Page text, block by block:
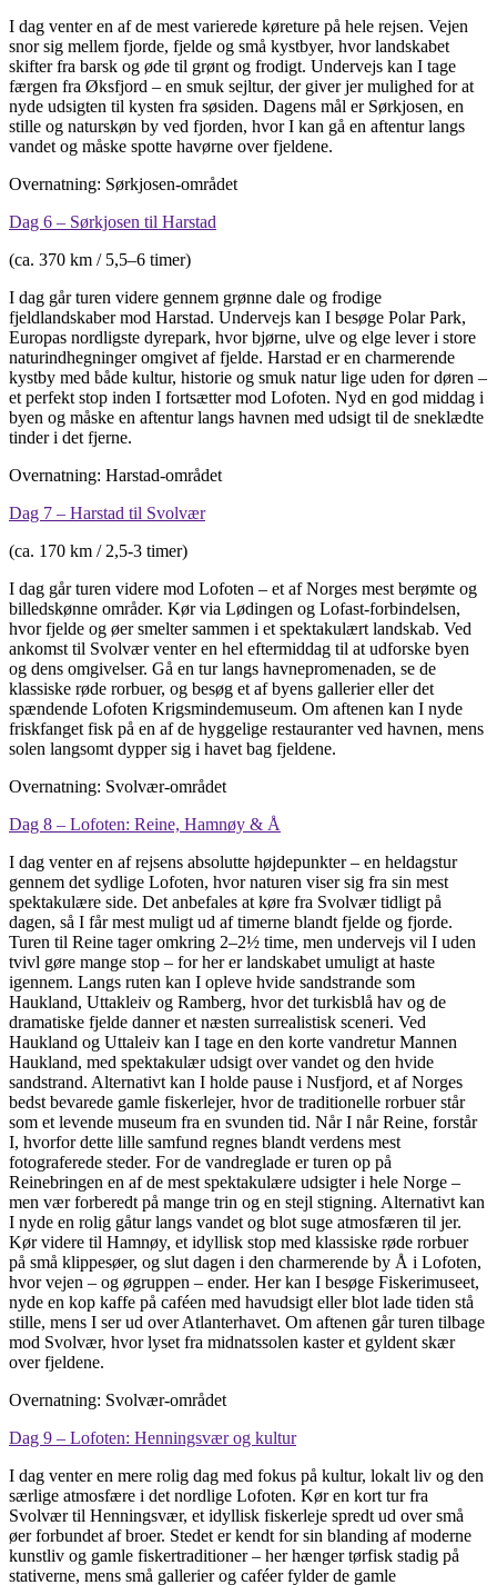
I dag venter en af de mest varierede køreture på hele rejsen. Vejen
snor sig mellem fjorde, fjelde og små kystbyer, hvor landskabet
skifter fra barsk og øde til grønt og frodigt. Undervejs kan I tage
færgen fra Øksfjord – en smuk sejltur, der giver jer mulighed for at
nyde udsigten til kysten fra søsiden. Dagens mål er Sørkjosen, en
stille og naturskøn by ved fjorden, hvor I kan gå en aftentur langs
vandet og måske spotte havørne over fjeldene.
Overnatning: Sørkjosen-området
Dag 6 – Sørkjosen til Harstad
(ca. 370 km / 5,5–6 timer)
I dag går turen videre gennem grønne dale og frodige
fjeldlandskaber mod Harstad. Undervejs kan I besøge Polar Park,
Europas nordligste dyrepark, hvor bjørne, ulve og elge lever i store
naturindhegninger omgivet af fjelde. Harstad er en charmerende
kystby med både kultur, historie og smuk natur lige uden for døren –
et perfekt stop inden I fortsætter mod Lofoten. Nyd en god middag i
byen og måske en aftentur langs havnen med udsigt til de sneklædte
tinder i det fjerne.
Overnatning: Harstad-området
Dag 7 – Harstad til Svolvær
(ca. 170 km / 2,5-3 timer)
I dag går turen videre mod Lofoten – et af Norges mest berømte og
billedskønne områder. Kør via Lødingen og Lofast-forbindelsen,
hvor fjelde og øer smelter sammen i et spektakulært landskab. Ved
ankomst til Svolvær venter en hel eftermiddag til at udforske byen
og dens omgivelser. Gå en tur langs havnepromenaden, se de
klassiske røde rorbuer, og besøg et af byens gallerier eller det
spændende Lofoten Krigsmindemuseum. Om aftenen kan I nyde
friskfanget fisk på en af de hyggelige restauranter ved havnen, mens
solen langsomt dypper sig i havet bag fjeldene.
Overnatning: Svolvær-området
Dag 8 – Lofoten: Reine, Hamnøy & Å
I dag venter en af rejsens absolutte højdepunkter – en heldagstur
gennem det sydlige Lofoten, hvor naturen viser sig fra sin mest
spektakulære side. Det anbefales at køre fra Svolvær tidligt på
dagen, så I får mest muligt ud af timerne blandt fjelde og fjorde.
Turen til Reine tager omkring 2–2½ time, men undervejs vil I uden
tvivl gøre mange stop – for her er landskabet umuligt at haste
igennem. Langs ruten kan I opleve hvide sandstrande som
Haukland, Uttakleiv og Ramberg, hvor det turkisblå hav og de
dramatiske fjelde danner et næsten surrealistisk sceneri. Ved
Haukland og Uttaleiv kan I tage en den korte vandretur Mannen
Haukland, med spektakulær udsigt over vandet og den hvide
sandstrand. Alternativt kan I holde pause i Nusfjord, et af Norges
bedst bevarede gamle fiskerlejer, hvor de traditionelle rorbuer står
som et levende museum fra en svunden tid. Når I når Reine, forstår
I, hvorfor dette lille samfund regnes blandt verdens mest
fotograferede steder. For de vandreglade er turen op på
Reinebringen en af de mest spektakulære udsigter i hele Norge –
men vær forberedt på mange trin og en stejl stigning. Alternativt kan
I nyde en rolig gåtur langs vandet og blot suge atmosfæren til jer.
Kør videre til Hamnøy, et idyllisk stop med klassiske røde rorbuer
på små klippesøer, og slut dagen i den charmerende by Å i Lofoten,
hvor vejen – og øgruppen – ender. Her kan I besøge Fiskerimuseet,
nyde en kop kaffe på caféen med havudsigt eller blot lade tiden stå
stille, mens I ser ud over Atlanterhavet. Om aftenen går turen tilbage
mod Svolvær, hvor lyset fra midnatssolen kaster et gyldent skær
over fjeldene.
Overnatning: Svolvær-området
Dag 9 – Lofoten: Henningsvær og kultur
I dag venter en mere rolig dag med fokus på kultur, lokalt liv og den
særlige atmosfære i det nordlige Lofoten. Kør en kort tur fra
Svolvær til Henningsvær, et idyllisk fiskerleje spredt ud over små
øer forbundet af broer. Stedet er kendt for sin blanding af moderne
kunstliv og gamle fiskertraditioner – her hænger tørfisk stadig på
stativerne, mens små gallerier og caféer fylder de gamle